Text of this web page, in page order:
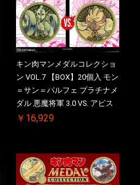
キン肉マンメダルコレクショ
ン VOL.7 【BOX】20個入 モン
＝サン＝パルフェ プラチナメ
ダル 悪魔将軍 3.0 VS. アビス
マン【初回購入特典 】
斉出荷予定
￥16,929